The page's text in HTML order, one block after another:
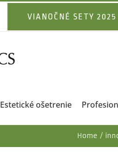
VIANOČNÉ SETY 2025
Estetické ošetrenie
Home